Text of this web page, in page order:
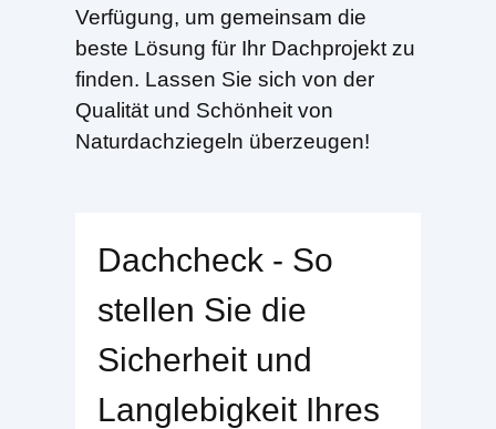
Verfügung, um gemeinsam die
beste Lösung für Ihr Dachprojekt zu
finden. Lassen Sie sich von der
Qualität und Schönheit von
Naturdachziegeln überzeugen!
Dachcheck - So
stellen Sie die
Sicherheit und
Langlebigkeit Ihres